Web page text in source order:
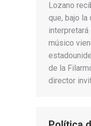
Lozano
que, bajo
interpretará
músico
de la
director